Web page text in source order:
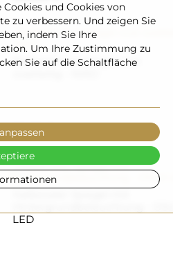
Badezimmerspiegel oval
80,00 €
LED
und Cookies von
zu verbessern. Und zeigen Sie
indem Sie Ihre
Um Ihre Zustimmung zu
Sie auf die Schaltfläche